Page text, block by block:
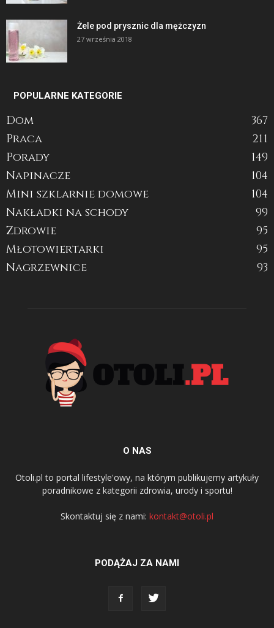
Żele pod prysznic dla mężczyzn
27 września 2018
POPULARNE KATEGORIE
Dom
367
Praca
211
Porady
149
Napinacze
104
Mini szklarnie domowe
104
Nakładki na schody
99
Zdrowie
95
Młotowiertarki
95
Nagrzewnice
93
O NAS
Otoli.pl to portal lifestyle'owy, na którym publikujemy artykuły
poradnikowe z kategorii zdrowia, urody i sportu!
Skontaktuj się z nami: kontakt@otoli.pl
PODĄŻAJ ZA NAMI